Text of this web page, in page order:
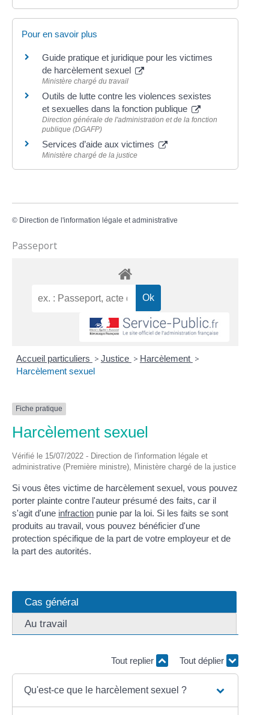
Pour en savoir plus
Guide pratique et juridique pour les victimes
de harcèlement sexuel
Ministère chargé du travail
Outils de lutte contre les violences sexistes
et sexuelles dans la fonction publique
Direction générale de l'administration et de la fonction
publique (DGAFP)
Services d’aide aux victimes
Ministère chargé de la justice
© Direction de l'information légale et administrative
Passeport
Accueil particuliers > Justice > Harcèlement >
Harcèlement sexuel
Fiche pratique
Harcèlement sexuel
Vérifié le 15/07/2022 - Direction de l'information légale et
administrative (Première ministre), Ministère chargé de la justice
Si vous êtes victime de harcèlement sexuel, vous pouvez
porter plainte contre l'auteur présumé des faits, car il
s'agit d'une infraction punie par la loi. Si les faits se sont
produits au travail, vous pouvez bénéficier d'une
protection spécifique de la part de votre employeur et de
la part des autorités.
Cas général
Au travail
Tout replier Tout déplier
Qu'est-ce que le harcèlement sexuel ?